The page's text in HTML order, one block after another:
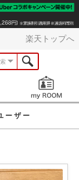
楽天トップへ
お知らせ
ーザー